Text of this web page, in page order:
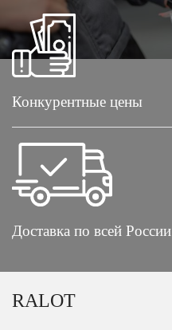
Конкурентные цены
Доставка по всей России
RALOT